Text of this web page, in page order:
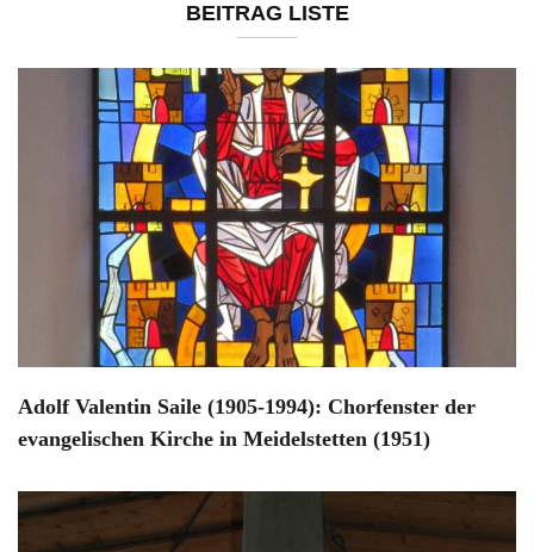
BEITRAG LISTE
Adolf Valentin Saile (1905-1994): Chorfenster der
evangelischen Kirche in Meidelstetten (1951)